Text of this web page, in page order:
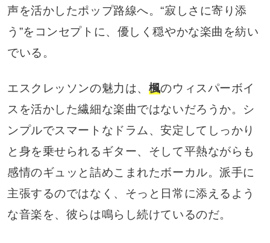
声を活かしたポップ路線へ。“寂しさに寄り添
う”をコンセプトに、優しく穏やかな楽曲を紡い
でいる。
エスクレッソンの魅力は、 楓のウィスパーボイ
スを活かした繊細な楽曲ではないだろうか。シ
ンプルでスマートなドラム、安定してしっかり
と身を乗せられるギター、そして平熱ながらも
感情のギュッと詰めこまれたボーカル。派手に
主張するのではなく、そっと日常に添えるよう
な音楽を、彼らは鳴らし続けているのだ。